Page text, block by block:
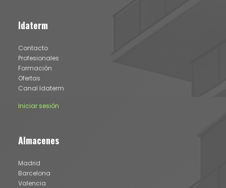
Idaterm
Contacto
Profesionales
Formación
Ofertas
Canal Idaterm
Iniciar sesión
Almacenes
Madrid
Barcelona
Valencia